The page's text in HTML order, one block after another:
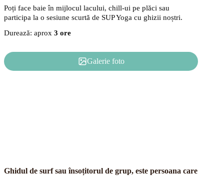
Poți face baie în mijlocul lacului, chill-ui pe plăci sau
participa la o sesiune scurtă de SUP Yoga cu ghizii noștri.
Durează: aprox 3 ore
Galerie foto
Ghidul de surf sau însoțitorul de grup, este persoana care